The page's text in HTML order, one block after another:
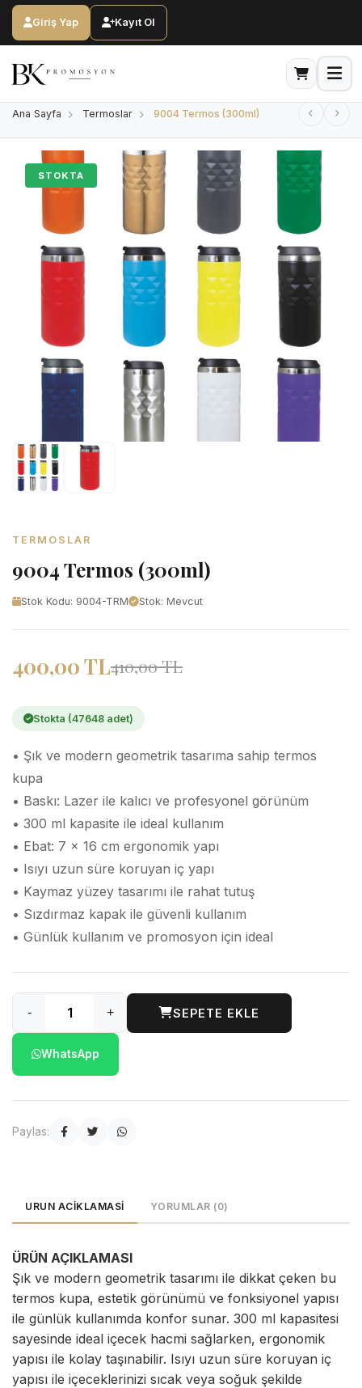
Giriş Yap Kayıt Ol
Ana Sayfa Termoslar 9004 Termos (300ml)
STOKTA
TERMOSLAR
9004 Termos (300ml)
Stok Kodu: 9004-TRM Stok: Mevcut
400,00 TL410,00 TL
Stokta (47648 adet)
• Şık ve modern geometrik tasarıma sahip termos
kupa
• Baskı: Lazer ile kalıcı ve profesyonel görünüm
• 300 ml kapasite ile ideal kullanım
• Ebat: 7 x 16 cm ergonomik yapı
• Isıyı uzun süre koruyan iç yapı
• Kaymaz yüzey tasarımı ile rahat tutuş
• Sızdırmaz kapak ile güvenli kullanım
• Günlük kullanım ve promosyon için ideal
- + SEPETE EKLE
WhatsApp
Paylas:
URUN ACIKLAMASI YORUMLAR (0)
ÜRÜN AÇIKLAMASI
Şık ve modern geometrik tasarımı ile dikkat çeken bu
termos kupa, estetik görünümü ve fonksiyonel yapısı
ile günlük kullanımda konfor sunar. 300 ml kapasitesi
sayesinde ideal içecek hacmi sağlarken, ergonomik
yapısı ile kolay taşınabilir. Isıyı uzun süre koruyan iç
yapısı ile içeceklerinizi sıcak veya soğuk şekilde